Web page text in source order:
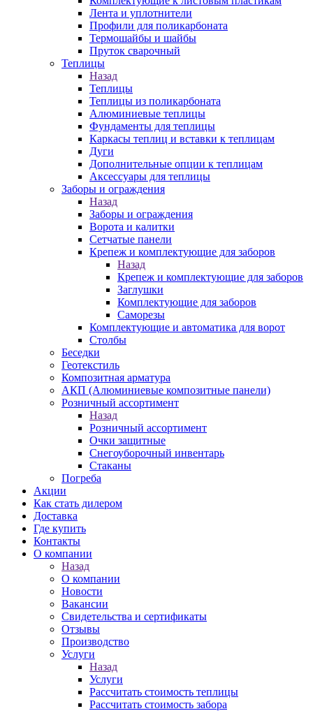
Лента и уплотнители
Профили для поликарбоната
Термошайбы и шайбы
Пруток сварочный
Теплицы
Назад
Теплицы
Теплицы из поликарбоната
Алюминиевые теплицы
Фундаменты для теплицы
Каркасы теплиц и вставки к теплицам
Дуги
Дополнительные опции к теплицам
Аксессуары для теплицы
Заборы и ограждения
Назад
Заборы и ограждения
Ворота и калитки
Сетчатые панели
Крепеж и комплектующие для заборов
Назад
Крепеж и комплектующие для заборов
Заглушки
Комплектующие для заборов
Саморезы
Комплектующие и автоматика для ворот
Столбы
Беседки
Геотекстиль
Композитная арматура
АКП (Алюминиевые композитные панели)
Розничный ассортимент
Назад
Розничный ассортимент
Очки защитные
Снегоуборочный инвентарь
Стаканы
Погреба
Акции
Как стать дилером
Доставка
Где купить
Контакты
О компании
Назад
О компании
Новости
Вакансии
Свидетельства и сертификаты
Отзывы
Производство
Услуги
Назад
Услуги
Рассчитать стоимость теплицы
Рассчитать стоимость забора